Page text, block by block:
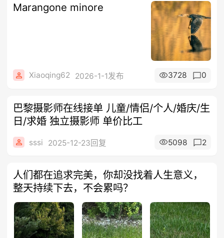
Marangone minore
Xiaoqing62 2026-1-1发布 3728 0
巴黎摄影师在线接单 儿童/情侣/个人/婚庆/生
日/求婚 独立摄影师 单价比工
sssi 2025-12-23回复 5098 2
人们都在追求完美，你却没找着人生意义，
整天持续下去，不会累吗？